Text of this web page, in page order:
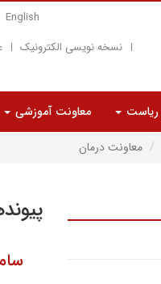
English
نسخه نویسی الکترونیک
ریاست معاونت آموزشی
معاونت درمان